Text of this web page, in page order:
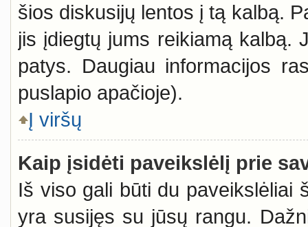
šios diskusijų lentos į tą kalbą.
jis įdiegtų jums reikiamą kalbą.
patys. Daugiau informacijos
puslapio apačioje).
Į viršų
Kaip įsidėti paveikslėlį prie
Iš viso gali būti du paveikslėliai
yra susijęs su jūsų rangu.